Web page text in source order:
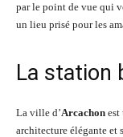
par le point de vue qui
un lieu prisé pour les
La station
La ville d’Arcachon est
architecture élégante et